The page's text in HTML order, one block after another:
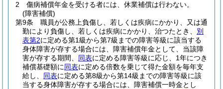
2
傷病補償年金を受ける者には、休業補償は行わない。
(障害補償)
第9条
職員が公務上負傷し、若しくは疾病にかかり、又は通
勤により負傷し、若しくは疾病にかかり、治つたとき、 別
表第2に定める第1級から第7級までの障害等級に該当する
身体障害が存する場合には、障害補償年金として、当該障
害が存する期間、 同表に定める障害等級に応じ、1年につき
補償基礎額に同表に定める倍数を乗じて得た金額を毎年支
給し、 同表に定める第8級から第14級までの障害等級に該
当する身体障害が存する場合には、障害補償一時金とし